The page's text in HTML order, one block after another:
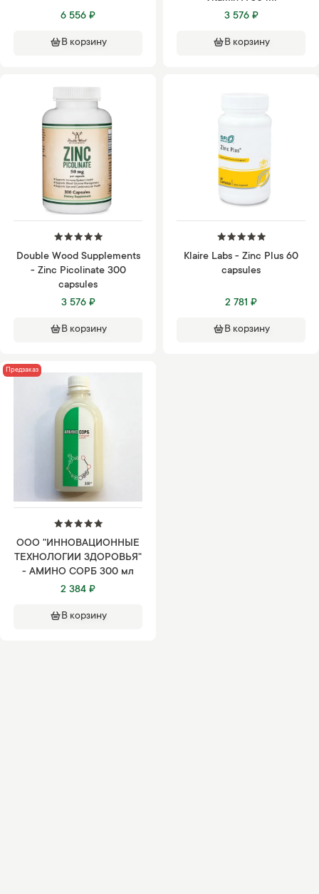
6 556 ₽
В корзину
3 576 ₽
В корзину
Double Wood Supplements
- Zinc Picolinate 300
capsules
3 576 ₽
В корзину
Klaire Labs - Zinc Plus 60
capsules
2 781 ₽
В корзину
Предзаказ
ООО "ИННОВАЦИОННЫЕ
ТЕХНОЛОГИИ ЗДОРОВЬЯ"
- АМИНО СОРБ 300 мл
2 384 ₽
В корзину